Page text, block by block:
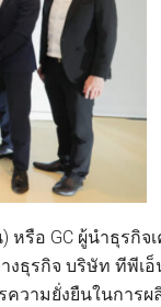
หรือ GC ผู้นำธุรกิ
ธุรกิจ บริษัท ทีพีเ
ความยั่งยืนในการ